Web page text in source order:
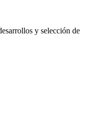
y selección de